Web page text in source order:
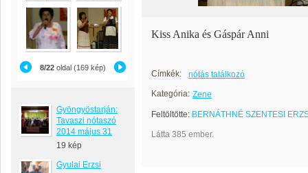
8/22 oldal (169 kép)
Gyöngyöstarján:
Tavaszi nótaszó
2014 május 31
19 kép
Gyulai Erzsi
Kiss Anika és Gáspár Anni
Címkék:
nótás találkozó
Kategória: Zene
Feltöltötte: BERNÁTHNÉ SZENTESI
Látta 385 ember.